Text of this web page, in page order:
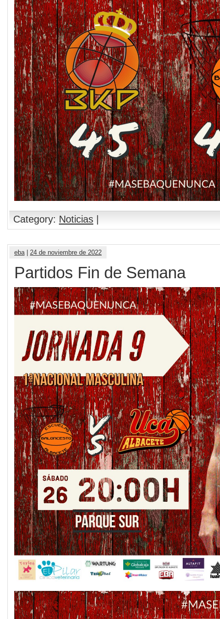
Category: Noticias
eba| 24 de noviembre de 2022
Partidos Fin de Semana